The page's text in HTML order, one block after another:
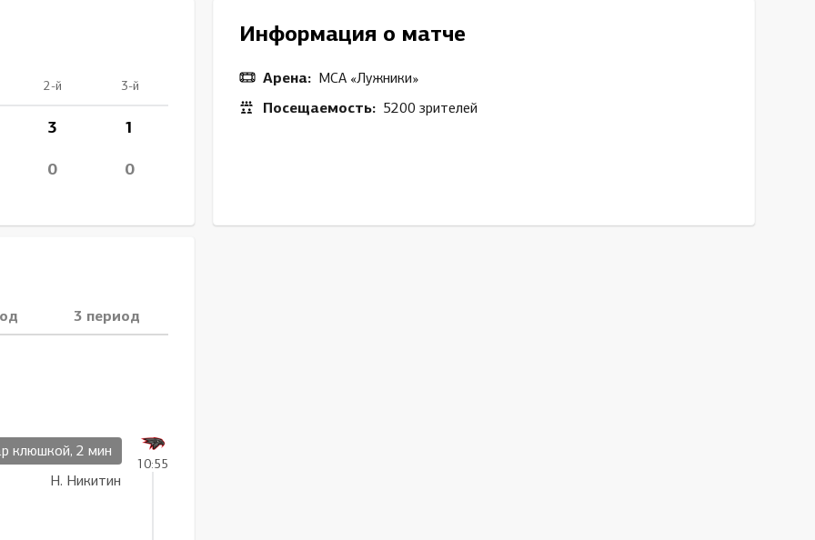
2-й 3-й
3
1
0 0
3 период
10:55
клюшкой, 2 мин
Н. Никитин
Информация о матче
Арена: МСА «Лужники»
Посещаемость: 5200 зрителей